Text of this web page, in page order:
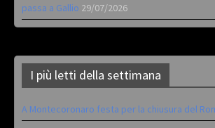
passa a Gallio 29/07/2026
I più letti della settimana
A Montecoronaro festa per la chiusura del